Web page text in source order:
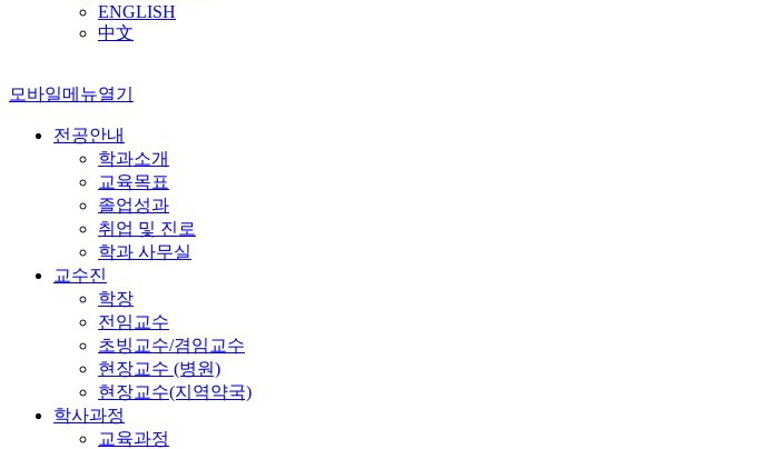
ENGLISH
中文
모바일메뉴열기
전공안내
학과소개
교육목표
졸업성과
취업 및 진로
학과 사무실
교수진
학장
전임교수
초빙교수/겸임교수
현장교수 (병원)
현장교수(지역약국)
학사과정
교육과정